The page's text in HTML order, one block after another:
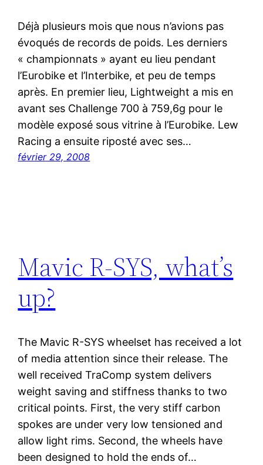
Déjà plusieurs mois que nous n’avions pas
évoqués de records de poids. Les derniers
« championnats » ayant eu lieu pendant
l’Eurobike et l’Interbike, et peu de temps
après. En premier lieu, Lightweight a mis en
avant ses Challenge 700 à 759,6g pour le
modèle exposé sous vitrine à l’Eurobike. Lew
Racing a ensuite riposté avec ses…
février 29, 2008
Mavic R-SYS, what’s
up?
The Mavic R-SYS wheelset has received a lot
of media attention since their release. The
well received TraComp system delivers
weight saving and stiffness thanks to two
critical points. First, the very stiff carbon
spokes are under very low tensioned and
allow light rims. Second, the wheels have
been designed to hold the ends of…